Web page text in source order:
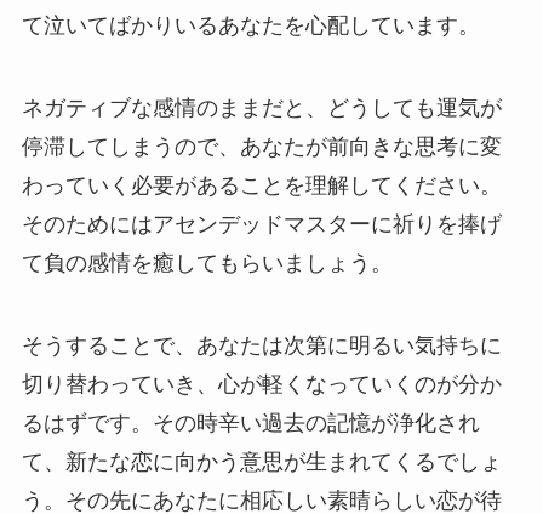
て泣いてばかりいるあなたを心配しています。
ネガティブな感情のままだと、どうしても運気が
停滞してしまうので、あなたが前向きな思考に変
わっていく必要があることを理解してください。
そのためにはアセンデッドマスターに祈りを捧げ
て負の感情を癒してもらいましょう。
そうすることで、あなたは次第に明るい気持ちに
切り替わっていき、心が軽くなっていくのが分か
るはずです。その時辛い過去の記憶が浄化され
て、新たな恋に向かう意思が生まれてくるでしょ
う。その先にあなたに相応しい素晴らしい恋が待